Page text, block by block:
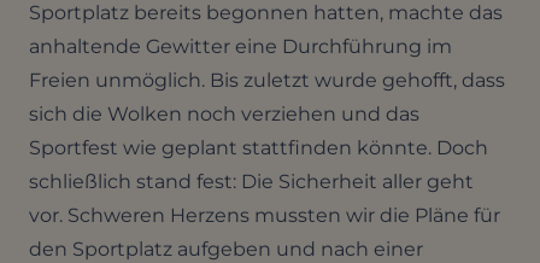
Sportplatz bereits begonnen hatten, machte das
anhaltende Gewitter eine Durchführung im
Freien unmöglich. Bis zuletzt wurde gehofft, dass
sich die Wolken noch verziehen und das
Sportfest wie geplant stattfinden könnte. Doch
schließlich stand fest: Die Sicherheit aller geht
vor. Schweren Herzens mussten wir die Pläne für
den Sportplatz aufgeben und nach einer